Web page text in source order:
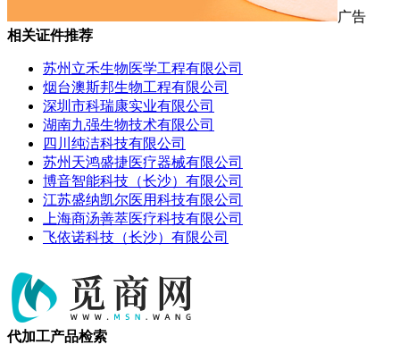
广告
相关证件推荐
苏州立禾生物医学工程有限公司
烟台澳斯邦生物工程有限公司
深圳市科瑞康实业有限公司
湖南九强生物技术有限公司
四川纯洁科技有限公司
苏州天鸿盛捷医疗器械有限公司
博音智能科技（长沙）有限公司
江苏盛纳凯尔医用科技有限公司
上海商汤善萃医疗科技有限公司
飞依诺科技（长沙）有限公司
代加工产品检索